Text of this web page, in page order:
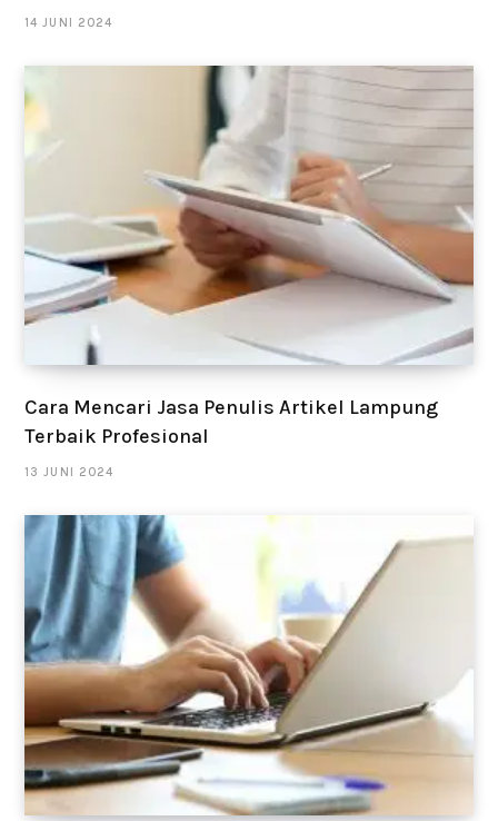
14 JUNI 2024
Cara Mencari Jasa Penulis Artikel Lampung
Terbaik Profesional
13 JUNI 2024